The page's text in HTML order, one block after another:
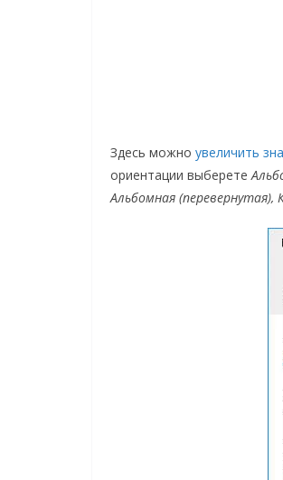
Здесь можно увеличить
ориентации выберете
Альбомная (перевернутая),